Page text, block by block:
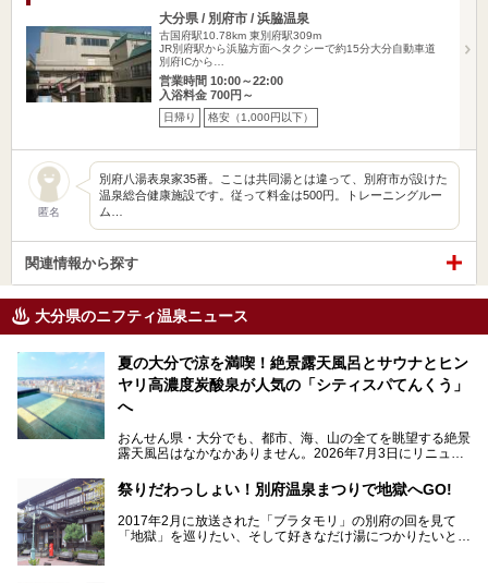
大分県 / 別府市 / 浜脇温泉
古国府駅10.78km 東別府駅309m
JR別府駅から浜脇方面へタクシーで約15分大分自動車道
別府ICから…
営業時間 10:00～22:00
入浴料金 700円～
日帰り 格安（1,000円以下）
匿名
別府八湯表泉家35番。ここは共同湯とは違って、別府市が設けた
温泉総合健康施設です。従って料金は500円。トレーニングルー
ム…
関連情報から探す
大分県のニフティ温泉ニュース
夏の大分で涼を満喫！絶景露天風呂とサウナとヒン
ヤリ高濃度炭酸泉が人気の「シティスパてんくう」
へ
おんせん県・大分でも、都市、海、山の全てを眺望する絶景
露天風呂はなかなかありません。2026年7月3日にリニュー
てんくう(CITY SPA てんくう)」は、なんとJR大分駅直結と
いう利便性の高さ！
地上80mという圧倒的な開放感が魅力。温泉、ロウリュサウ
ナ、そしてひんやりとした約27度の高濃度炭酸泉で交互浴
祭りだわっしょい！別府温泉まつりで地獄へGO!
2017年2月に放送された「ブラタモリ」の別府の回を見て
「地獄」を巡りたい、そして好きなだけ湯につかりたいと切